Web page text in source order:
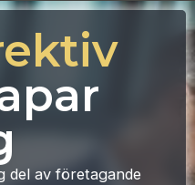
del av företagande